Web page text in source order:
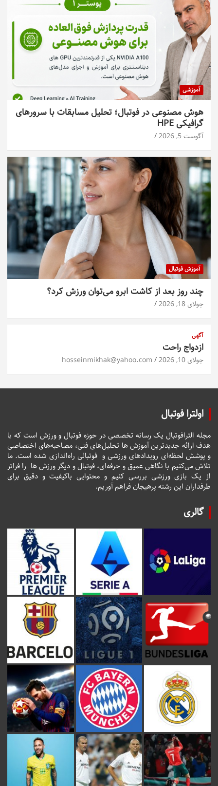
آموزشی
هوش مصنوعی در فوتبال؛ تحلیل مسابقات با سرورهای
گرافیکی HPE
آگوست 5, 2026
آموزش فوتبال
چند روز بعد از کاشت ابرو می‌توان ورزش کرد؟
جولای 18, 2026
آگهی
ازدواج راحت
جولای 10, 2026 hosseinmikhak@yahoo.com
اولترا فوتبال
مجله الترافوتبال یک رسانه تخصصی در حوزه فوتبال و ورزش است که با
هدف ارائه جدیدترین آموزش ها تحلیل‌های فنی، مصاحبه‌های اختصاصی
و پوشش لحظه‌ای رویدادهای ورزشی و فوتبالی راه‌اندازی شده است. ما
تلاش می‌کنیم با نگاهی عمیق و حرفه‌ای، فوتبال و دیگر ورزش ها را فراتر
از یک بازی ورزشی بررسی کنیم و محتوایی باکیفیت و دقیق برای
طرفداران این رشته پرهیجان فراهم آوریم.
گالری